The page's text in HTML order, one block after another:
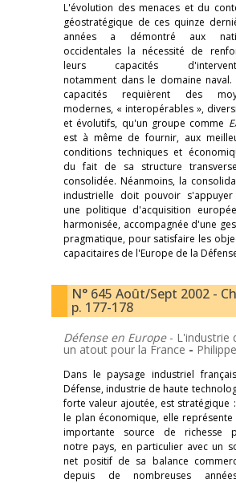
L'évolution des menaces et du
géostratégique de ces quinze
années a démontré aux
occidentales la nécessité de
leurs capacités
notamment dans le domaine naval.
capacités requièrent des
modernes, « interopérables »,
et évolutifs, qu'un groupe comme
est à même de fournir, aux
conditions techniques et
du fait de sa structure
consolidée. Néanmoins, la
industrielle doit pouvoir
une politique d'acquisition
harmonisée, accompagnée d'une
pragmatique, pour satisfaire les
capacitaires de l'Europe de la
N° 645 Août/Sept 2002 -
p. 177-178
Défense en Europe- L'industrie
un atout pour la France -
Dans le paysage industriel
Défense, industrie de haute
forte valeur ajoutée, est stratégique
le plan économique, elle représente
importante source de richesse
notre pays, en particulier avec un
net positif de sa balance
depuis de nombreuses